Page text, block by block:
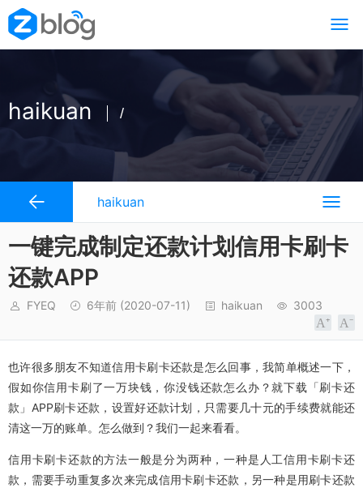
haikuan /
haikuan
一键完成制定还款计划信用卡刷卡
还款APP
FYEQ 6年前 (2020-07-11) haikuan 3003
也许很多朋友不知道信用卡刷卡还款是怎么回事，我简单概述一下，
假如你信用卡刷了一万块钱，你没钱还款怎么办？就下载「刷卡还
款」APP刷卡还款，设置好还款计划，只需要几十元的手续费就能还
清这一万的账单。怎么做到？我们一起来看看。
信用卡刷卡还款的方法一般是分为两种，一种是人工信用卡刷卡还
款，需要手动重复多次来完成信用卡刷卡还款，另一种是用刷卡还款